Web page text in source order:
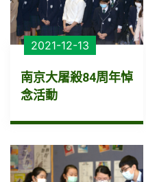
2021-12-13
南京大屠殺84周年悼
念活動